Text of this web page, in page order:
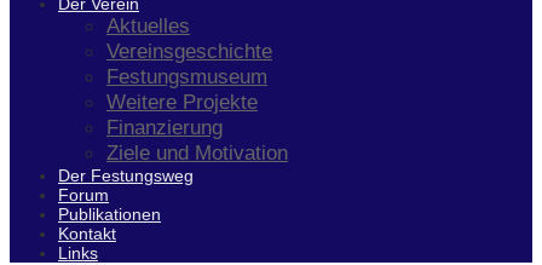
Der Verein
Aktuelles
Vereinsgeschichte
Festungsmuseum
Weitere Projekte
Finanzierung
Ziele und Motivation
Der Festungsweg
Forum
Publikationen
Kontakt
Links